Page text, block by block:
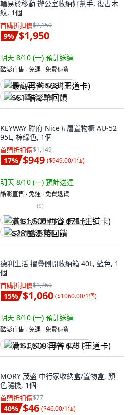
輪易於移動 辦公室收納好幫手, 復古木
紋, 1個
首購折扣價$2,150
9% $1,950
明天 8/10 (一) 預計送達
酷澎直售 ∙ 免運 ∙ 免費退貨
最高再省 $98 (王道卡)
$61 酷澎幣回饋
KEYWAY 聯府 Nice五層置物櫃 AU-52
95L, 棕綠色, 1個
首購折扣價$1,149
17% $949 ($949.00/1個)
明天 8/10 (一) 預計送達
酷澎直售 ∙ 免運 ∙ 免費退貨
(9)
满 $1,500 再省 $75 (王道卡)
$28 酷澎幣回饋
德利生活 摺疊側開收納箱 40L, 藍色, 1
個
首購折扣價$1,260
15% $1,060 ($1060.00/1個)
明天 8/10 (一) 預計送達
酷澎直售 ∙ 免運 ∙ 免費退貨
满 $1,500 再省 $75 (王道卡)
MORY 茂盛 中行家收納盒/置物盒, 顏
色隨機, 1個
首購折扣價$77
40% $46 ($46.00/1個)